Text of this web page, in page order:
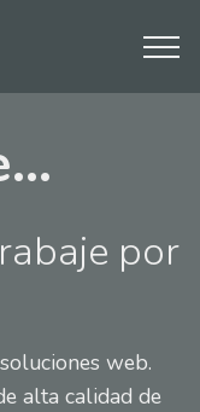
por
web.
alta calidad de